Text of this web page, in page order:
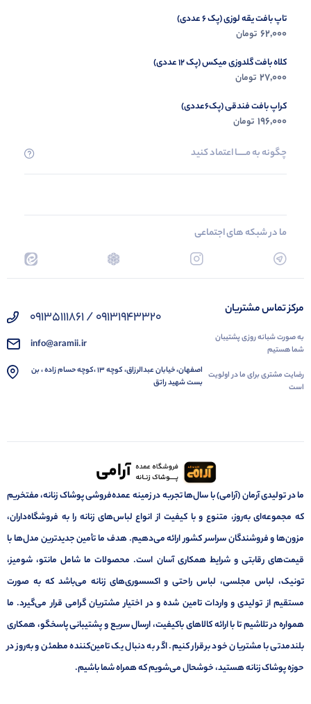
تاپ بافت یقه لوزی (پک 6 عددی)
62,000 تومان
کلاه بافت گلدوزی میکس (پک 12 عددی)
27,000 تومان
کراپ بافت فندقی (پک6عددی)
196,000 تومان
چگونه به مــــــا اعتماد کنید
ما در شبکه های اجتماعی
مرکز تماس مشتریان
به صورت شبانه روزی پشتیبان
شما هستیم
رضایت مشتری برای ما در اولویت
است
09131943320 / 09135111861
info@aramii.ir
اصفهان، خیابان عبدالرزاق، کوچه 13 ،کوچه حسام زاده ، بن
بست شهید راتق
ما در تولیدی آرمان (آرامی) با سال‌ها تجربه در زمینه عمده‌فروشی پوشاک زنانه، مفتخریم
که مجموعه‌ای به‌روز، متنوع و با کیفیت از انواع لباس‌های زنانه را به فروشگاه‌داران،
مزون‌ها و فروشندگان سراسر کشور ارائه می‌دهیم. هدف ما تأمین جدیدترین مدل‌ها با
قیمت‌های رقابتی و شرایط همکاری آسان است. محصولات ما شامل مانتو، شومیز،
تونیک، لباس مجلسی، لباس راحتی و اکسسوری‌های زنانه می‌باشد که به صورت
مستقیم از تولیدی و واردات تامین شده و در اختیار مشتریان گرامی قرار می‌گیرد. ما
همواره در تلاشیم تا با ارائه کالاهای باکیفیت، ارسال سریع و پشتیبانی پاسخگو، همکاری
بلندمدتی با مشتریان خود برقرار کنیم. اگر به دنبال یک تامین‌کننده مطمئن و به‌روز در
حوزه پوشاک زنانه هستید، خوشحال می‌شویم که همراه شما باشیم.